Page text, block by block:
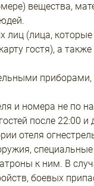
вещества,
лиц (лица,
гостя), а
и номера не по
после 22:00 и
отеля
специальные
к ним. В
боевых